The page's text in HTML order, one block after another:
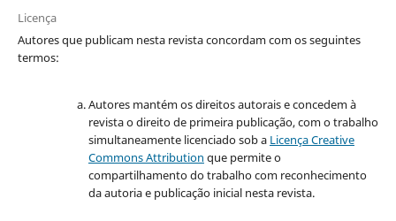
Licença
Autores que publicam nesta revista concordam com os seguintes
termos:
Autores mantém os direitos autorais e concedem à
revista o direito de primeira publicação, com o trabalho
simultaneamente licenciado sob a Licença Creative
Commons Attribution que permite o
compartilhamento do trabalho com reconhecimento
da autoria e publicação inicial nesta revista.